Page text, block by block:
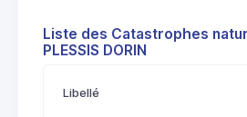
Liste des Catastrophes
PLESSIS DORIN
Libellé